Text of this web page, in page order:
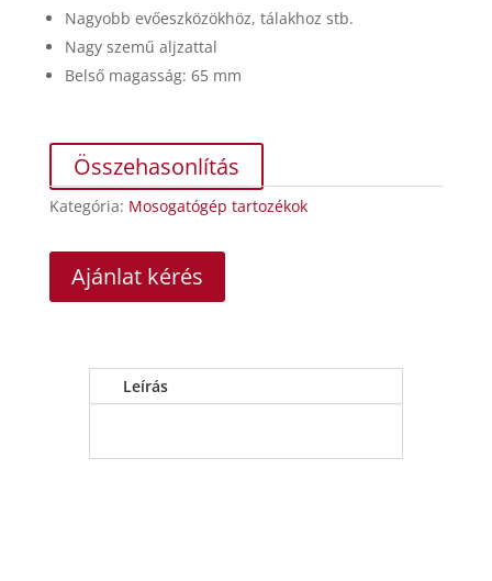
Nagyobb evőeszközökhöz, tálakhoz stb.
Nagy szemű aljzattal
Belső magasság: 65 mm
Összehasonlítás
Kategória: Mosogatógép tartozékok
Ajánlat kérés
Leírás